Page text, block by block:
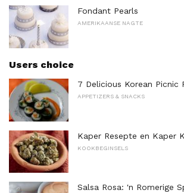
Fondant Pearls
AMERIKAANSE NAGTE
Users choice
7 Delicious Korean Picnic
APPETIZERS & SNACKS
Kaper Resepte en Kaper
KOOKBEGINSELS
Salsa Rosa: 'n Romerige